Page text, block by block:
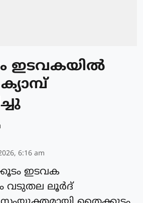
ഇടവകയിൽ
6:16 am
ഇടവക
വടുതല ലൂർദ്